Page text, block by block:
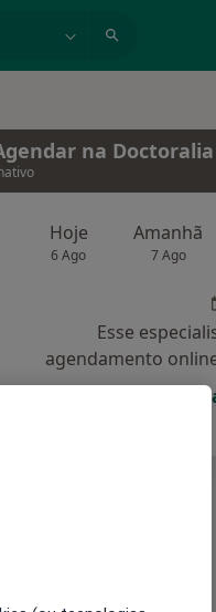
na Doctoralia
Hoje
6 Ago
Amanhã
7 Ago
Esse
agendamento
Solicite